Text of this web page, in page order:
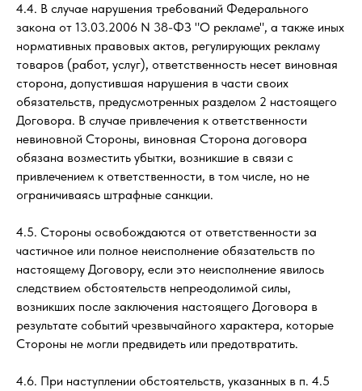
4.4. В случае нарушения требований Федерального
закона от 13.03.2006 N 38-ФЗ "О рекламе", а также иных
нормативных правовых актов, регулирующих рекламу
товаров (работ, услуг), ответственность несет виновная
сторона, допустившая нарушения в части своих
обязательств, предусмотренных разделом 2 настоящего
Договора. В случае привлечения к ответственности
невиновной Стороны, виновная Сторона договора
обязана возместить убытки, возникшие в связи с
привлечением к ответственности, в том числе, но не
ограничиваясь штрафные санкции.
4.5. Стороны освобождаются от ответственности за
частичное или полное неисполнение обязательств по
настоящему Договору, если это неисполнение явилось
следствием обстоятельств непреодолимой силы,
возникших после заключения настоящего Договора в
результате событий чрезвычайного характера, которые
Стороны не могли предвидеть или предотвратить.
4.6. При наступлении обстоятельств, указанных в п. 4.5